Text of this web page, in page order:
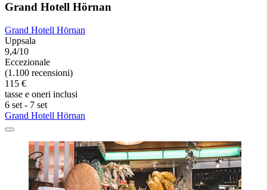
Grand Hotell Hörnan
Grand Hotell Hörnan
Uppsala
9,4/10
Eccezionale
(1.100 recensioni)
115 €
tasse e oneri inclusi
6 set - 7 set
Grand Hotell Hörnan